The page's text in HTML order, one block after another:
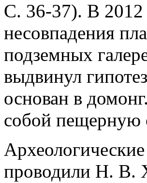
С. 36-37). В
несовпадения
подземных
выдвинул
основан в
собой пещерную
проводили Н. В.